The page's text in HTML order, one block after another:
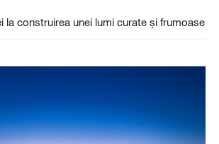
la construirea unei lumi curate și frumoase